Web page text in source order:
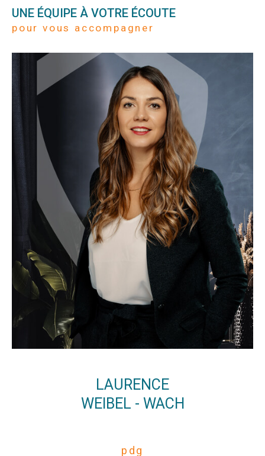
UNE ÉQUIPE À VOTRE ÉCOUTE
pour vous accompagner
LAURENCE
WEIBEL - WACH
pdg